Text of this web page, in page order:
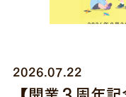
2026.07.22